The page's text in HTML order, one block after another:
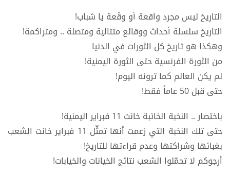
التاريخ ليس مجرد واقعة أو وقْعة يا شباب!
التاريخ سلسلة أحداث ووقائع متتالية ومتصلة .. ومتراكمة!
وهكذا هو تاريخ كل الثورات في الدنيا
من الثورة الفرنسية حتى الثورة اليمنية!
لم يكن العالم كما ترونه اليوم!
حتى قبل 50 عاماً فقط!
باختصار .. النخبة الخائبة خانت 11 فبراير اليمنية!
حتى تلك النخبة التي زعمت أنها تمثّل 11 فبراير خانت الشعب
بغبائها وشراكتها وعدم قراءتها للتاريخ!
أرجوكم لا تحمّلوا الشعب نتائج الخيانات والخيابات!